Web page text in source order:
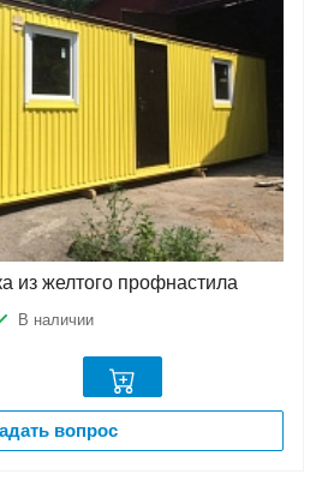
из желтого профнастила
В наличии
вопрос